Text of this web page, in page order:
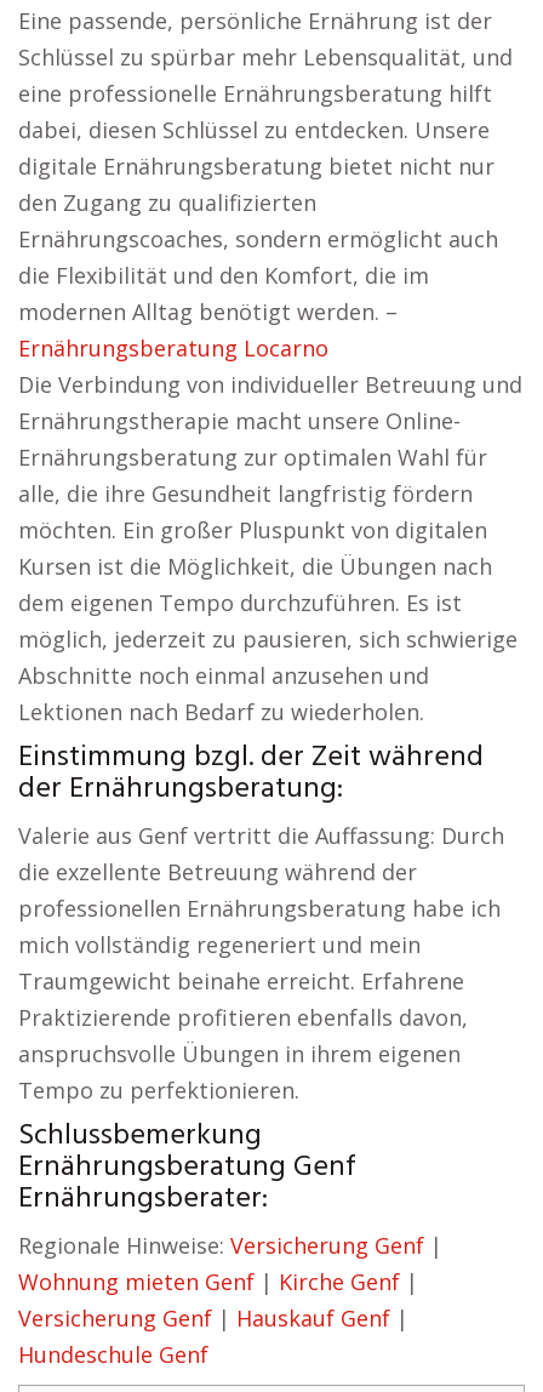
Eine passende, persönliche Ernährung ist der
Schlüssel zu spürbar mehr Lebensqualität, und
eine professionelle Ernährungsberatung hilft
dabei, diesen Schlüssel zu entdecken. Unsere
digitale Ernährungsberatung bietet nicht nur
den Zugang zu qualifizierten
Ernährungscoaches, sondern ermöglicht auch
die Flexibilität und den Komfort, die im
modernen Alltag benötigt werden. –
Ernährungsberatung Locarno
Die Verbindung von individueller Betreuung und
Ernährungstherapie macht unsere Online-
Ernährungsberatung zur optimalen Wahl für
alle, die ihre Gesundheit langfristig fördern
möchten. Ein großer Pluspunkt von digitalen
Kursen ist die Möglichkeit, die Übungen nach
dem eigenen Tempo durchzuführen. Es ist
möglich, jederzeit zu pausieren, sich schwierige
Abschnitte noch einmal anzusehen und
Lektionen nach Bedarf zu wiederholen.
Einstimmung bzgl. der Zeit während
der Ernährungsberatung:
Valerie aus Genf vertritt die Auffassung: Durch
die exzellente Betreuung während der
professionellen Ernährungsberatung habe ich
mich vollständig regeneriert und mein
Traumgewicht beinahe erreicht. Erfahrene
Praktizierende profitieren ebenfalls davon,
anspruchsvolle Übungen in ihrem eigenen
Tempo zu perfektionieren.
Schlussbemerkung
Ernährungsberatung Genf
Ernährungsberater:
Regionale Hinweise: Versicherung Genf |
Wohnung mieten Genf | Kirche Genf |
Versicherung Genf | Hauskauf Genf |
Hundeschule Genf